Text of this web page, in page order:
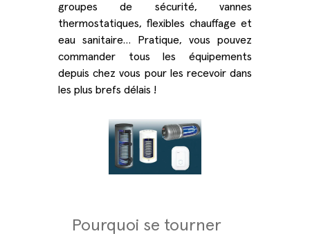
groupes de sécurité, vannes
thermostatiques, flexibles chauffage et
eau sanitaire… Pratique, vous pouvez
commander tous les équipements
depuis chez vous pour les recevoir dans
les plus brefs délais !
Pourquoi se tourner